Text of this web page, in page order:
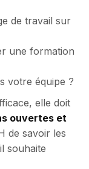
de travail sur
une formation
votre équipe ?
elle doit
ouvertes et
de savoir les
souhaite